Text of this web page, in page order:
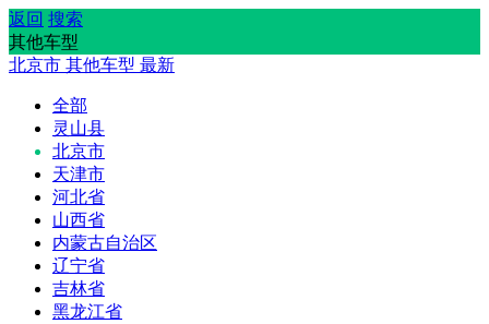
返回 搜索
其他车型
北京市 其他车型 最新
全部
灵山县
北京市
天津市
河北省
山西省
内蒙古自治区
辽宁省
吉林省
黑龙江省